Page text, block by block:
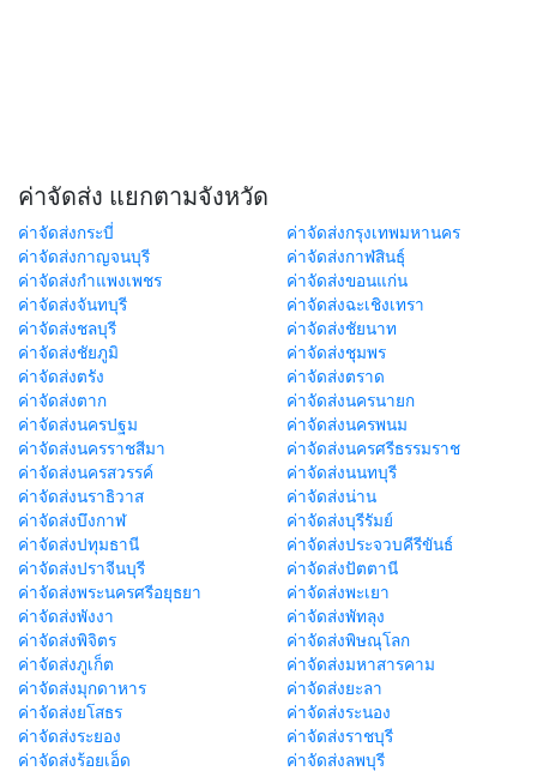
ค่าจัดส่ง แยกตามจังหวัด
ค่าจัดส่งกระบี่
ค่าจัดส่งกรุงเทพมหานคร
ค่าจัดส่งกาญจนบุรี
ค่าจัดส่งกาฬสินธุ์
ค่าจัดส่งกำแพงเพชร
ค่าจัดส่งขอนแก่น
ค่าจัดส่งจันทบุรี
ค่าจัดส่งฉะเชิงเทรา
ค่าจัดส่งชลบุรี
ค่าจัดส่งชัยนาท
ค่าจัดส่งชัยภูมิ
ค่าจัดส่งชุมพร
ค่าจัดส่งตรัง
ค่าจัดส่งตราด
ค่าจัดส่งตาก
ค่าจัดส่งนครนายก
ค่าจัดส่งนครปฐม
ค่าจัดส่งนครพนม
ค่าจัดส่งนครราชสีมา
ค่าจัดส่งนครศรีธรรมราช
ค่าจัดส่งนครสวรรค์
ค่าจัดส่งนนทบุรี
ค่าจัดส่งนราธิวาส
ค่าจัดส่งน่าน
ค่าจัดส่งบึงกาฬ
ค่าจัดส่งบุรีรัมย์
ค่าจัดส่งปทุมธานี
ค่าจัดส่งประจวบคีรีขันธ์
ค่าจัดส่งปราจีนบุรี
ค่าจัดส่งปัตตานี
ค่าจัดส่งพระนครศรีอยุธยา
ค่าจัดส่งพะเยา
ค่าจัดส่งพังงา
ค่าจัดส่งพัทลุง
ค่าจัดส่งพิจิตร
ค่าจัดส่งพิษณุโลก
ค่าจัดส่งภูเก็ต
ค่าจัดส่งมหาสารคาม
ค่าจัดส่งมุกดาหาร
ค่าจัดส่งยะลา
ค่าจัดส่งยโสธร
ค่าจัดส่งระนอง
ค่าจัดส่งระยอง
ค่าจัดส่งราชบุรี
ค่าจัดส่งร้อยเอ็ด
ค่าจัดส่งลพบุรี